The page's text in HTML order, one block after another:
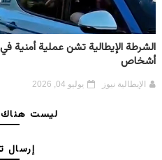
أشخاص
الإيطالية نيوز يوليو 04, 2026
ليست هناك
إرسال